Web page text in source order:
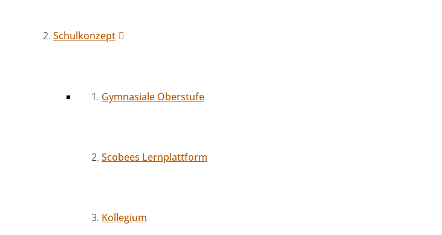
Schulkonzept
Gymnasiale Oberstufe
Scobees Lernplattform
Kollegium